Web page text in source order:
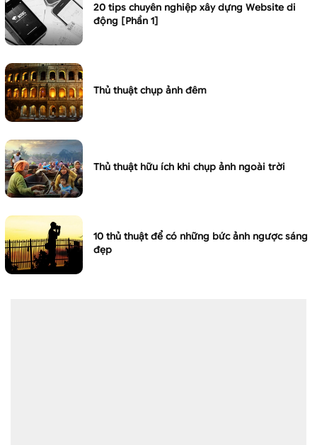
20 tips chuyên nghiệp xây dựng Website di
động [Phần 1]
Thủ thuật chụp ảnh đêm
Thủ thuật hữu ích khi chụp ảnh ngoài trời
10 thủ thuật để có những bức ảnh ngược sáng
đẹp